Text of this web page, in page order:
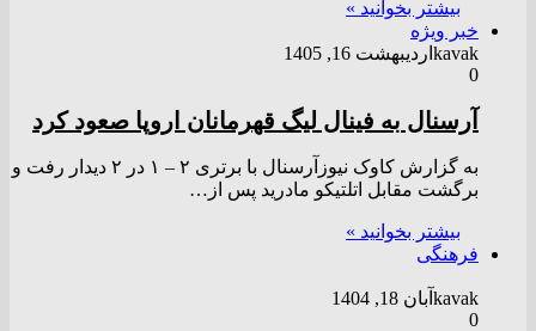
بیشتر بخوانید »
خبر ویژه
kavak اردیبهشت 16, 1405
0
آرسنال به فینال لیگ قهرمانان اروپا صعود کرد
به گزارش کاوک نیوزآرسنال با برتری ۲ – ۱ در ۲ دیدار رفت و
برگشت مقابل اتلتیکو مادرید پس از…
بیشتر بخوانید »
فرهنگی
kavak آبان 18, 1404
0